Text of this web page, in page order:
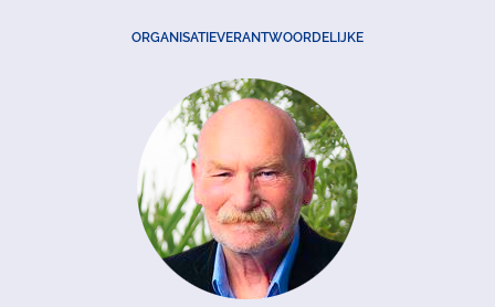
ORGANISATIEVERANTWOORDELIJKE